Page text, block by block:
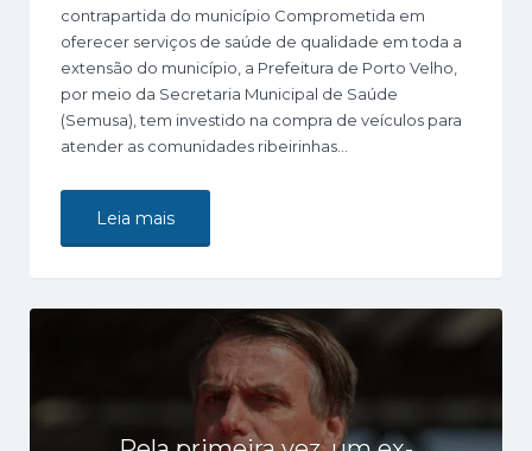
contrapartida do município Comprometida em
oferecer serviços de saúde de qualidade em toda a
extensão do município, a Prefeitura de Porto Velho,
por meio da Secretaria Municipal de Saúde
(Semusa), tem investido na compra de veículos para
atender as comunidades ribeirinhas…
Leia mais